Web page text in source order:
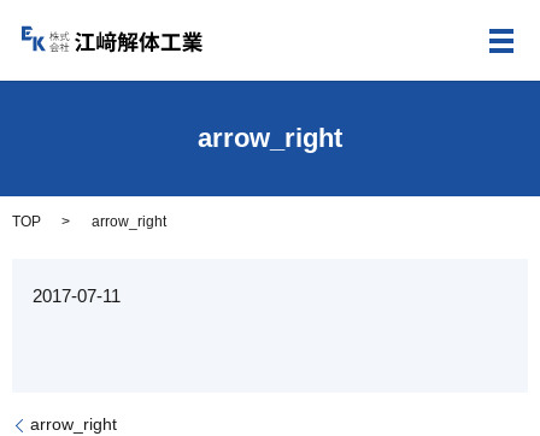
メ
arrow_right
TOP arrow_right
2017-07-11
arrow_right